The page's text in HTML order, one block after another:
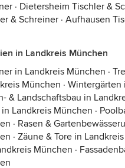
· Dietersheim Tischler &
& Schreiner · Aufhausen
in Landkreis München
in Landkreis München ·
München · Wintergärten
& Landschaftsbau in
Landkreis München ·
· Rasen &
· Zäune & Tore in
München ·